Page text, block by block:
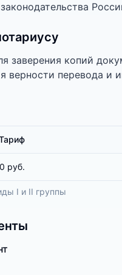
заверения копий
верности перевода и
руб.
I и II группы